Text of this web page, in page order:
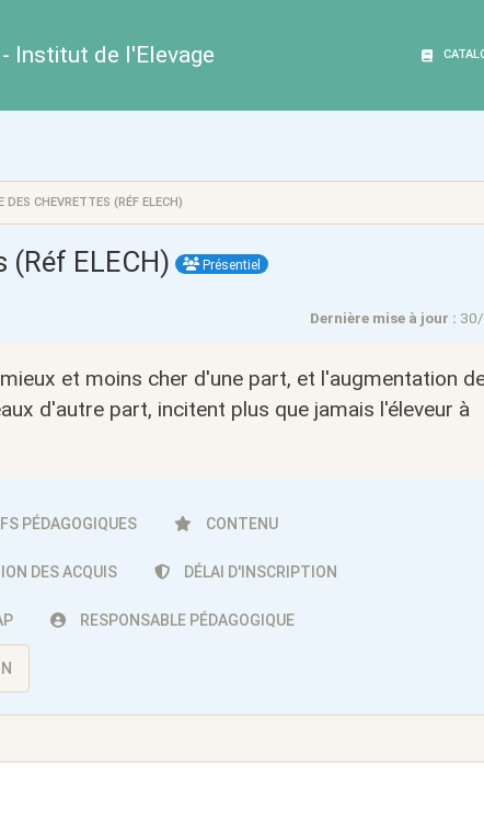
Institut de l'Elevage
DES CHEVRETTES (RÉF ELECH)
(Réf ELECH) Présentiel
Dernière mise à jour :
et moins cher d'une part, et l'augmentation
d'autre part, incitent plus que jamais l'éleveur à
PÉDAGOGIQUES CONTENU
DES ACQUIS DÉLAI D'INSCRIPTION
RESPONSABLE PÉDAGOGIQUE